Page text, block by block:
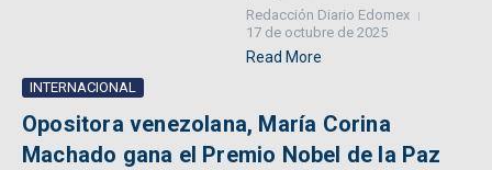
Redacción Diario Edomex
17 de octubre de 2025
Read More
INTERNACIONAL
Opositora venezolana, María Corina
Machado gana el Premio Nobel de la Paz